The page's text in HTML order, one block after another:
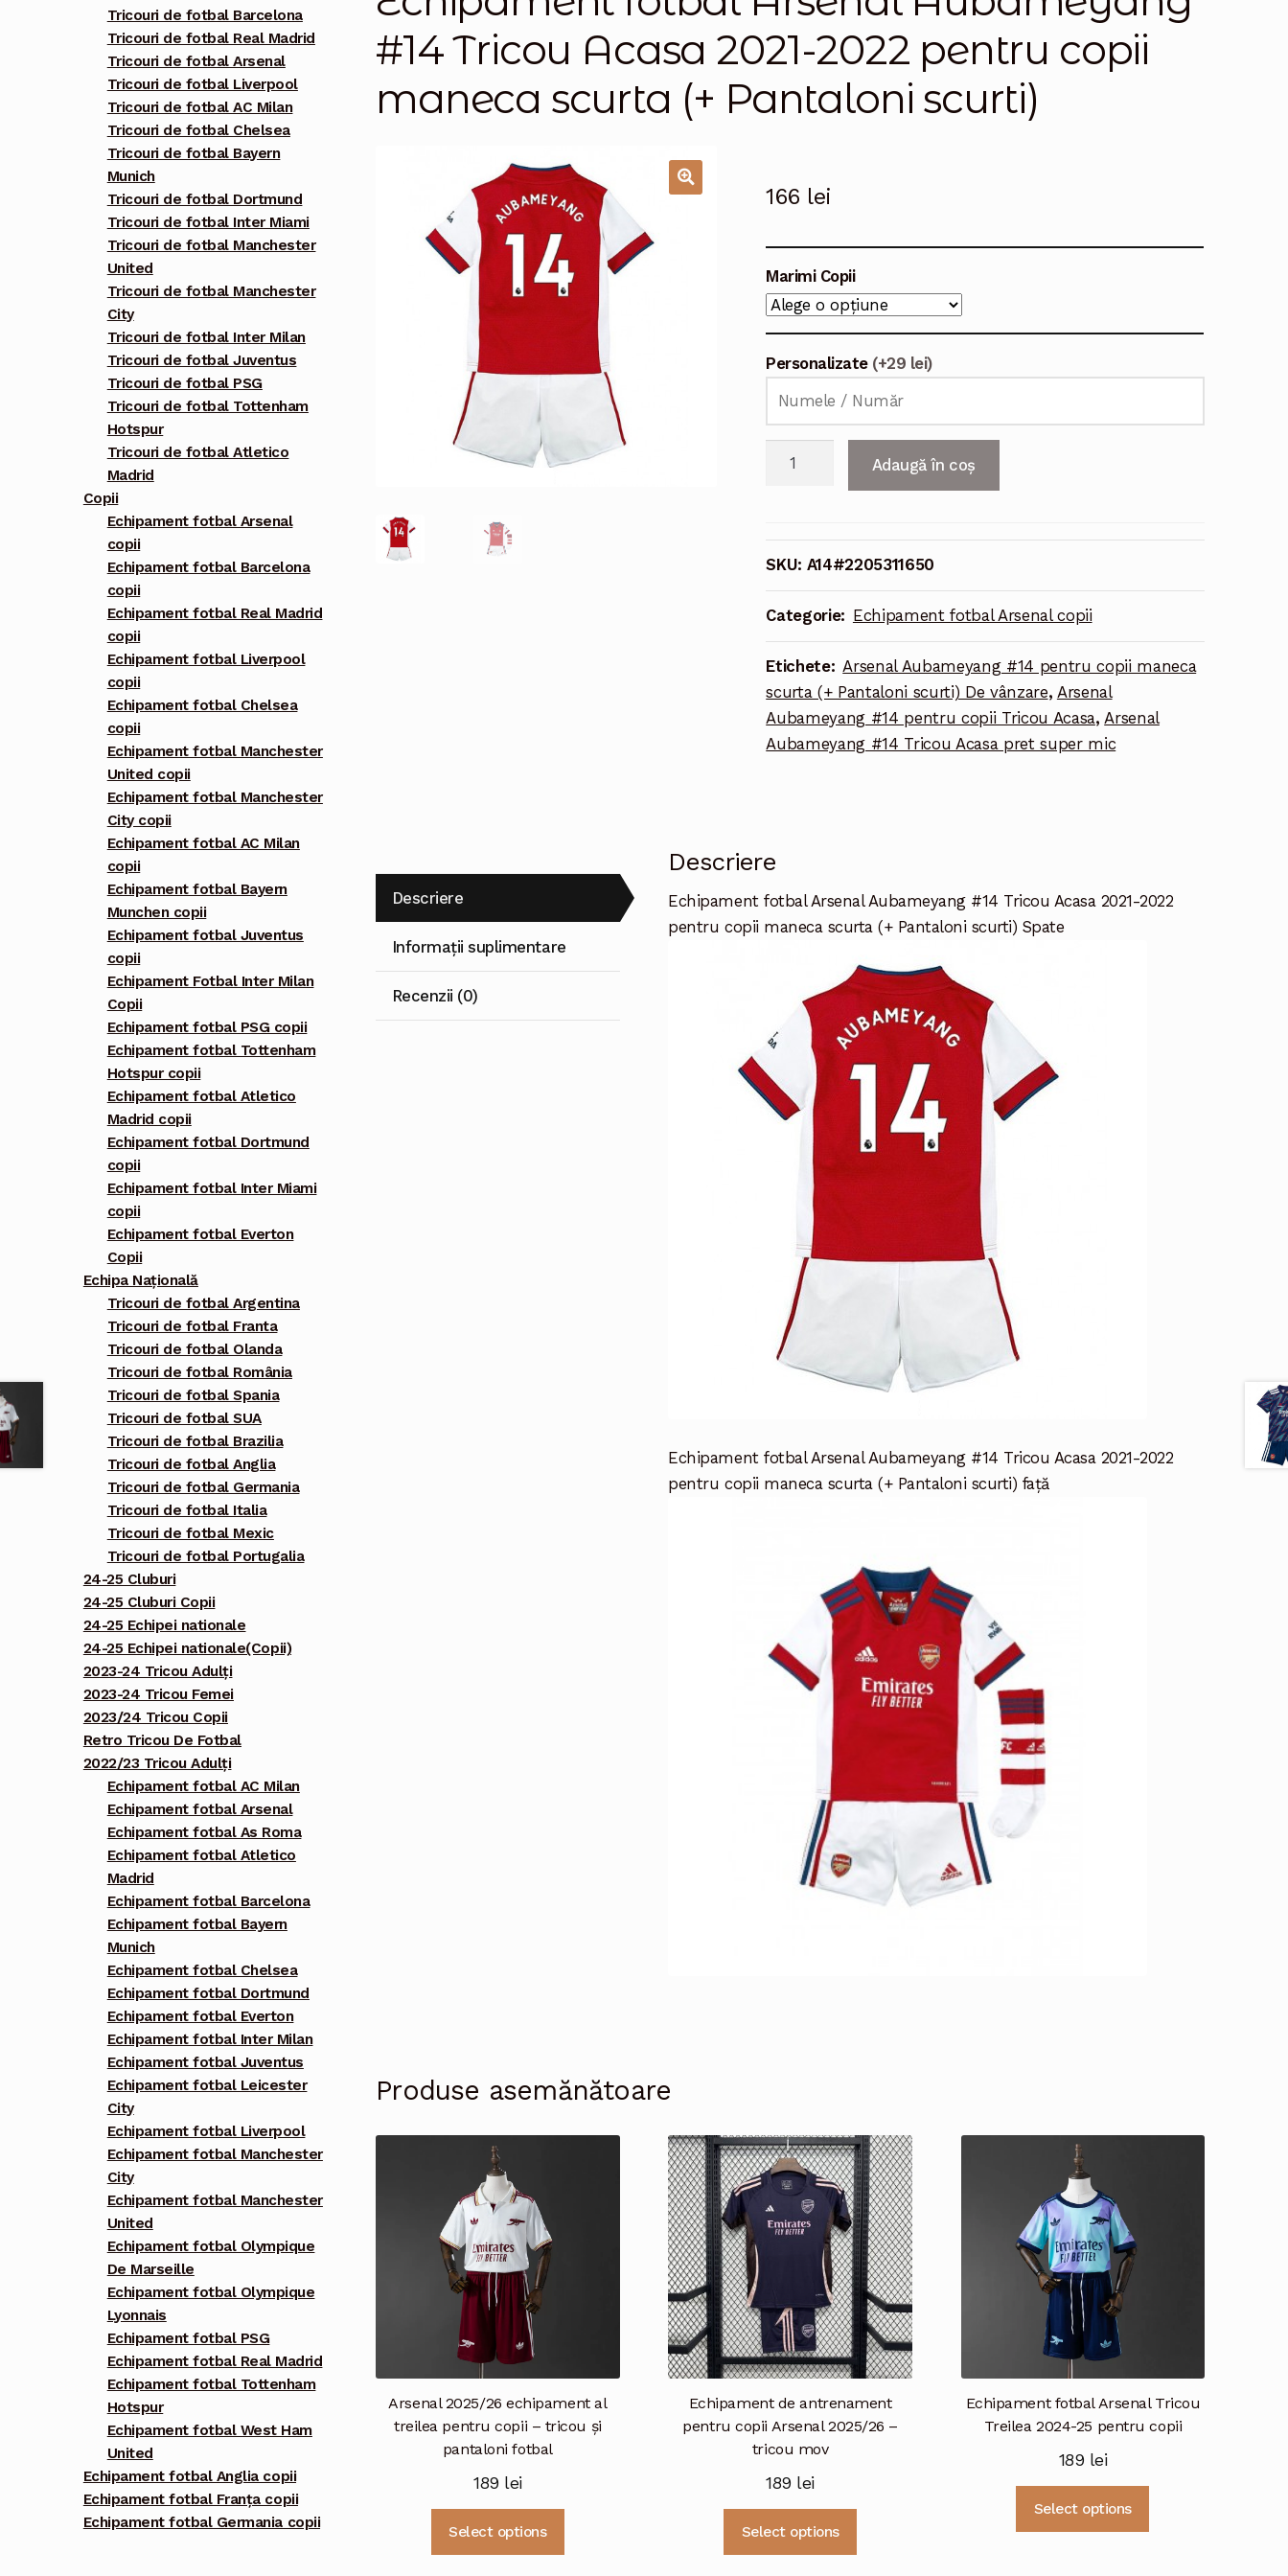
#14 Tricou Acasa 2021-2022 pentru copii
maneca scurta (+ Pantaloni scurti)
166 lei
Marimi Copii
Personalizate (+29 lei)
Aubameyang
Tricou
2021-
2022
pentru
copii
scurti)
Adaugă în coș
SKU: A14#2205311650
Categorie: Echipament fotbal Arsenal copii
Etichete: Arsenal Aubameyang #14 pentru copii maneca
scurta (+ Pantaloni scurti) De vânzare, Arsenal
Aubameyang #14 pentru copii Tricou Acasa,Arsenal
Aubameyang #14 Tricou Acasa pret super mic
Descriere
Informații suplimentare
Recenzii (0)
Descriere
Echipament fotbal Arsenal Aubameyang #14 Tricou Acasa 2021-2022
pentru copii maneca scurta (+ Pantaloni scurti) Spate
Echipament fotbal Arsenal Aubameyang #14 Tricou Acasa 2021-2022
pentru copii maneca scurta (+ Pantaloni scurti) față
Produse asemănătoare
Arsenal 2025/26 echipament al
treilea pentru copii – tricou și
pantaloni fotbal
189 lei
Select options
Echipament de antrenament
pentru copii Arsenal 2025/26 –
tricou mov
189 lei
Select options
Echipament fotbal Arsenal Tricou
Treilea 2024-25 pentru copii
189 lei
Select options
Tricouri de fotbal Barcelona
Tricouri de fotbal Real Madrid
Tricouri de fotbal Arsenal
Tricouri de fotbal Liverpool
Tricouri de fotbal AC Milan
Tricouri de fotbal Chelsea
Tricouri de fotbal Bayern
Munich
Tricouri de fotbal Dortmund
Tricouri de fotbal Inter Miami
Tricouri de fotbal Manchester
United
Tricouri de fotbal Manchester
City
Tricouri de fotbal Inter Milan
Tricouri de fotbal Juventus
Tricouri de fotbal PSG
Tricouri de fotbal Tottenham
Hotspur
Tricouri de fotbal Atletico
Madrid
Copii
Echipament fotbal Arsenal
copii
Echipament fotbal Barcelona
copii
Echipament fotbal Real Madrid
copii
Echipament fotbal Liverpool
copii
Echipament fotbal Chelsea
copii
Echipament fotbal Manchester
United copii
Echipament fotbal Manchester
City copii
Echipament fotbal AC Milan
copii
Echipament fotbal Bayern
Munchen copii
Echipament fotbal Juventus
copii
Echipament Fotbal Inter Milan
Copii
Echipament fotbal PSG copii
Echipament fotbal Tottenham
Hotspur copii
Echipament fotbal Atletico
Madrid copii
Echipament fotbal Dortmund
copii
Echipament fotbal Inter Miami
copii
Echipament fotbal Everton
Copii
Echipa Națională
Tricouri de fotbal Argentina
Tricouri de fotbal Franta
Tricouri de fotbal Olanda
Tricouri de fotbal România
Tricouri de fotbal Spania
Tricouri de fotbal SUA
Tricouri de fotbal Brazilia
Tricouri de fotbal Anglia
Tricouri de fotbal Germania
Tricouri de fotbal Italia
Tricouri de fotbal Mexic
Tricouri de fotbal Portugalia
24-25 Cluburi
24-25 Cluburi Copii
24-25 Echipei nationale
24-25 Echipei nationale(Copii)
2023-24 Tricou Adulți
2023-24 Tricou Femei
2023/24 Tricou Copii
Retro Tricou De Fotbal
2022/23 Tricou Adulți
Echipament fotbal AC Milan
Echipament fotbal Arsenal
Echipament fotbal As Roma
Echipament fotbal Atletico
Madrid
Echipament fotbal Barcelona
Echipament fotbal Bayern
Munich
Echipament fotbal Chelsea
Echipament fotbal Dortmund
Echipament fotbal Everton
Echipament fotbal Inter Milan
Echipament fotbal Juventus
Echipament fotbal Leicester
City
Echipament fotbal Liverpool
Echipament fotbal Manchester
City
Echipament fotbal Manchester
United
Echipament fotbal Olympique
De Marseille
Echipament fotbal Olympique
Lyonnais
Echipament fotbal PSG
Echipament fotbal Real Madrid
Echipament fotbal Tottenham
Hotspur
Echipament fotbal West Ham
United
Echipament fotbal Anglia copii
Echipament fotbal Franța copii
Echipament fotbal Germania copii